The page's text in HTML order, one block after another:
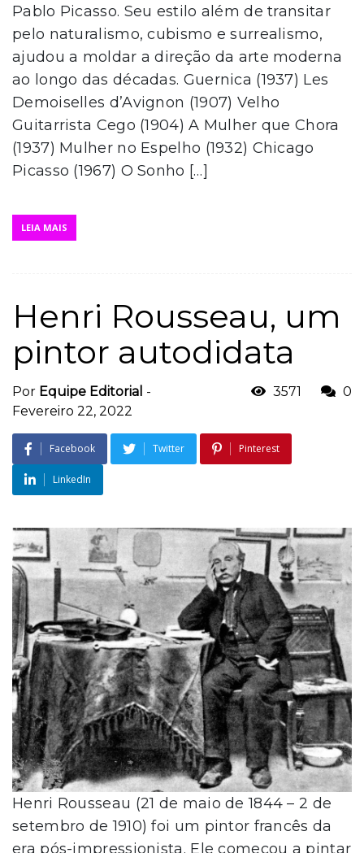
Pablo Picasso. Seu estilo além de transitar
pelo naturalismo, cubismo e surrealismo,
ajudou a moldar a direção da arte moderna
ao longo das décadas. Guernica (1937) Les
Demoiselles d’Avignon (1907) Velho
Guitarrista Cego (1904) A Mulher que Chora
(1937) Mulher no Espelho (1932) Chicago
Picasso (1967) O Sonho […]
LEIA MAIS
Henri Rousseau, um
pintor autodidata
Por Equipe Editorial -
Fevereiro 22, 2022
3571 0
Facebook Twitter Pinterest
LinkedIn
Henri Rousseau (21 de maio de 1844 – 2 de
setembro de 1910) foi um pintor francês da
era pós-impressionista. Ele começou a pintar